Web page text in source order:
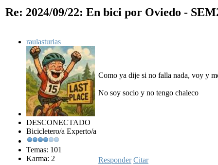
Re: 2024/09/22: En bici por Oviedo -
raulasturias
DESCONECTADO
Bicicletero/a Experto/a
Temas: 101
Karma: 2
Como ya dije si no falla nada, voy y
No soy socio y no tengo chaleco
Responder Citar